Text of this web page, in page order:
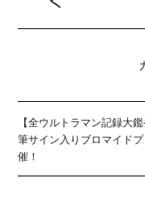
【全ウルトラマン記録大
筆サイン入りブロマイド
催！